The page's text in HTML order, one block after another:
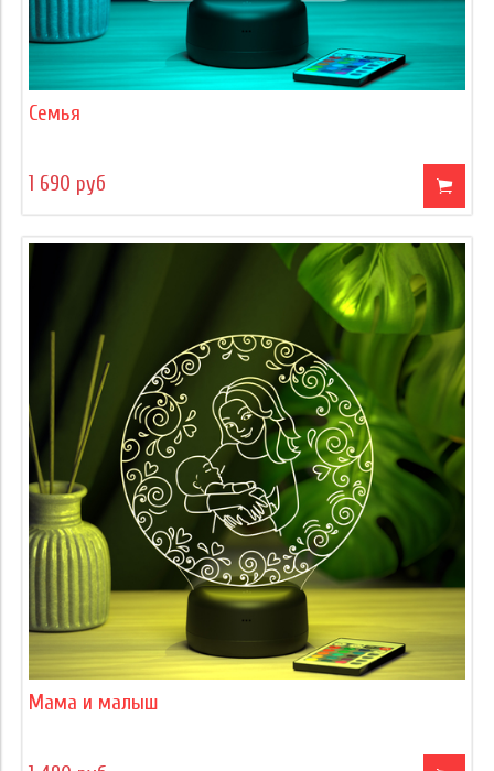
Семья
1 690 руб
Мама и малыш